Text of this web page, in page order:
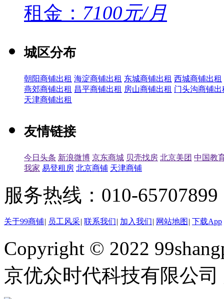
租金： 7100元/月
城区分布
朝阳商铺出租 海淀商铺出租 东城商铺出租 西城商铺出租
燕郊商铺出租 昌平商铺出租 房山商铺出租 门头沟商铺出
天津商铺出租
友情链接
今日头条 新浪微博 京东商城 贝壳找房 北京美团 中国教
我家 易登租房 北京商铺 天津商铺
服务热线：010-
关于99商铺| 员工风采| 联系我们| 加入我们| 网站地图 | 下载App
Copyright © 2022
京优众时代科技有限公